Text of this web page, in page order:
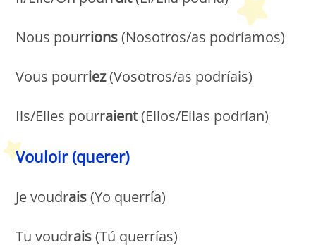
Nous pourrions(Nosotros/as podríamos)
Vous pourriez(Vosotros/as podríais)
Ils/Elles pourraient(Ellos/Ellas podrían)
Vouloir (querer)
Je voudrais(Yo querría)
Tu voudrais(Tú querrías)